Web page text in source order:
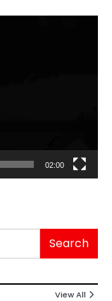
02:00
Search
View All